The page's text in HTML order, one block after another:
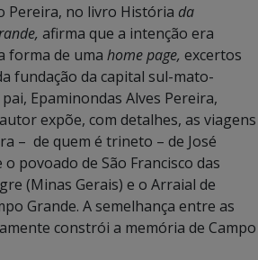
Pereira, no livro História da
afirma que a intenção era
forma de uma home page, excertos
fundação da capital sul-mato-
Epaminondas Alves Pereira,
expõe, com detalhes, as viagens
– de quem é trineto – de José
povoado de São Francisco das
(Minas Gerais) e o Arraial de
Grande. A semelhança entre as
constrói a memória de Campo